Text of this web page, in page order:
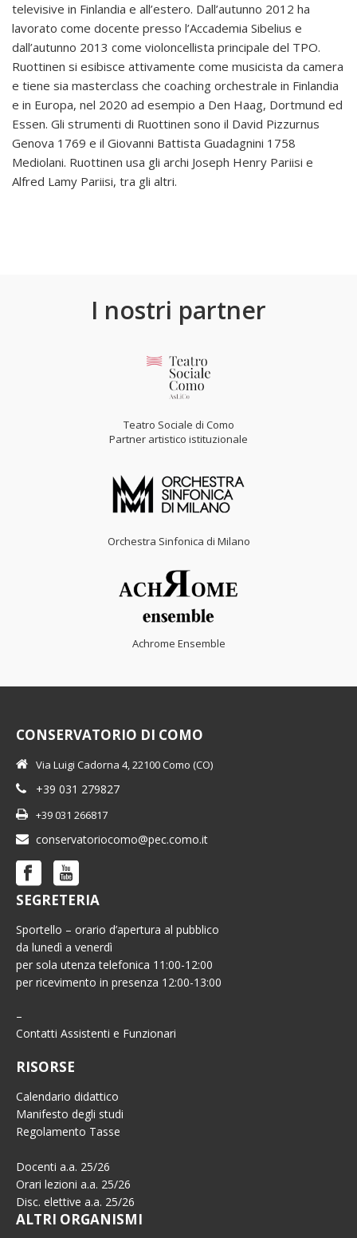
televisive in Finlandia e all’estero. Dall’autunno 2012 ha
lavorato come docente presso l’Accademia Sibelius e
dall’autunno 2013 come violoncellista principale del TPO.
Ruottinen si esibisce attivamente come musicista da camera
e tiene sia masterclass che coaching orchestrale in Finlandia
e in Europa, nel 2020 ad esempio a Den Haag, Dortmund ed
Essen. Gli strumenti di Ruottinen sono il David Pizzurnus
Genova 1769 e il Giovanni Battista Guadagnini 1758
Mediolani. Ruottinen usa gli archi Joseph Henry Pariisi e
Alfred Lamy Pariisi, tra gli altri.
I nostri partner
Teatro Sociale di Como
Partner artistico istituzionale
Orchestra Sinfonica di Milano
Achrome Ensemble
CONSERVATORIO DI COMO
Via Luigi Cadorna 4, 22100 Como (CO)
+39 031 279827
+39 031 266817
conservatoriocomo@pec.como.it
SEGRETERIA
Sportello – orario d’apertura al pubblico
da lunedì a venerdì
per sola utenza telefonica 11:00-12:00
per ricevimento in presenza 12:00-13:00
–
Contatti Assistenti e Funzionari
RISORSE
Calendario didattico
Manifesto degli studi
Regolamento Tasse
Docenti a.a. 25/26
Orari lezioni a.a. 25/26
Disc. elettive a.a. 25/26
ALTRI ORGANISMI